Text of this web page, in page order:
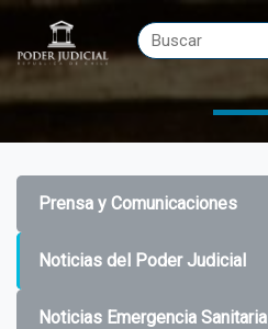
Prensa y Comunicaciones
Noticias del Poder Judicial
Noticias Emergencia Sanitaria